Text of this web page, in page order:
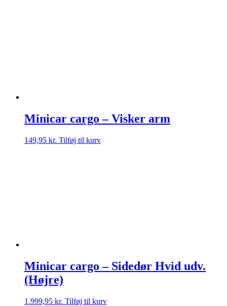
Minicar cargo – Visker arm
149,95 kr. Tilføj til kurv
Minicar cargo – Sidedør Hvid udv.
(Højre)
1.999,95 kr. Tilføj til kurv